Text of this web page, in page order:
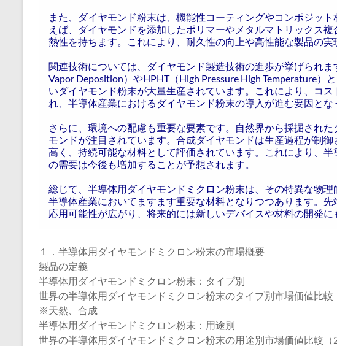
また、ダイヤモンド粉末は、機能性コーティングやコンポジッ
えば、ダイヤモンドを添加したポリマーやメタルマトリックス
熱性を持ちます。これにより、耐久性の向上や高性能な製品の実
関連技術については、ダイヤモンド製造技術の進歩が挙げられ
Vapor Deposition）やHPHT（High Pressure High Temperature）
いダイヤモンド粉末が大量生産されています。これにより、コ
れ、半導体産業におけるダイヤモンド粉末の導入が進む要因とな
さらに、環境への配慮も重要な要素です。自然界から採掘され
モンドが注目されています。合成ダイヤモンドは生産過程が制
高く、持続可能な材料として評価されています。これにより、
の需要は今後も増加することが予想されます。
総じて、半導体用ダイヤモンドミクロン粉末は、その特異な物理
半導体産業においてますます重要な材料となりつつあります。
応用可能性が広がり、将来的には新しいデバイスや材料の開発に
１．半導体用ダイヤモンドミクロン粉末の市場概要
製品の定義
半導体用ダイヤモンドミクロン粉末：タイプ別
世界の半導体用ダイヤモンドミクロン粉末のタイプ別市場価値比較
※天然、合成
半導体用ダイヤモンドミクロン粉末：用途別
世界の半導体用ダイヤモンドミクロン粉末の用途別市場価値比較（